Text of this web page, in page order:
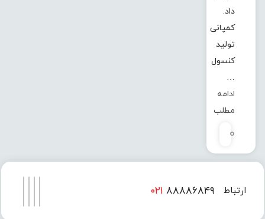
داد.
کمپانی
تولید
کنسول
…
ادامه
مطلب
0
ارتباط ۰۲۱ ۸۸۸۸۶۸۴۹